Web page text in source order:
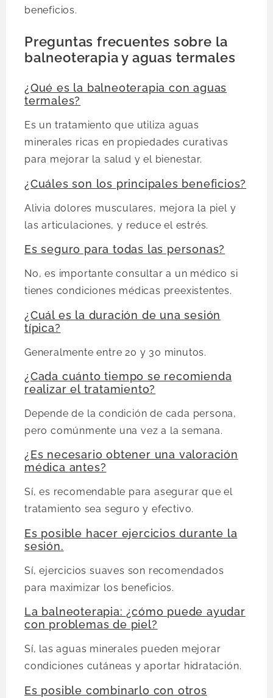
beneficios.
Preguntas frecuentes sobre la
balneoterapia y aguas termales
¿Qué es la balneoterapia con aguas
termales?
Es un tratamiento que utiliza aguas
minerales ricas en propiedades curativas
para mejorar la salud y el bienestar.
¿Cuáles son los principales beneficios?
Alivia dolores musculares, mejora la piel y
las articulaciones, y reduce el estrés.
Es seguro para todas las personas?
No, es importante consultar a un médico si
tienes condiciones médicas preexistentes.
¿Cuál es la duración de una sesión
típica?
Generalmente entre 20 y 30 minutos.
¿Cada cuánto tiempo se recomienda
realizar el tratamiento?
Depende de la condición de cada persona,
pero comúnmente una vez a la semana.
¿Es necesario obtener una valoración
médica antes?
Sí, es recomendable para asegurar que el
tratamiento sea seguro y efectivo.
Es posible hacer ejercicios durante la
sesión.
Sí, ejercicios suaves son recomendados
para maximizar los beneficios.
La balneoterapia: ¿cómo puede ayudar
con problemas de piel?
Sí, las aguas minerales pueden mejorar
condiciones cutáneas y aportar hidratación.
Es posible combinarlo con otros